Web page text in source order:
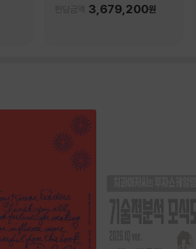
펀딩금액 3,679,200원